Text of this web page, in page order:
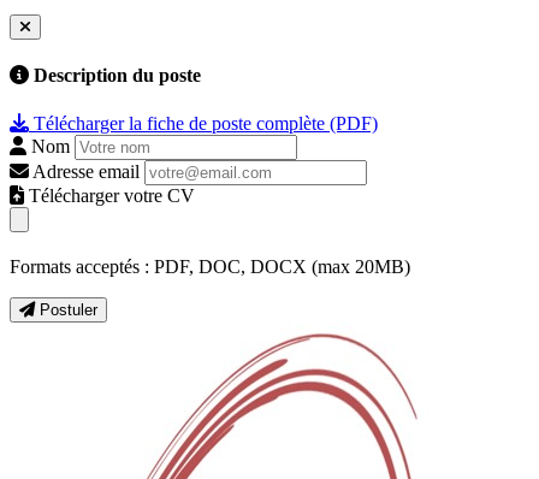
Description du poste
Télécharger la fiche de poste complète (PDF)
Nom
Adresse email
Télécharger votre CV
Formats acceptés : PDF, DOC, DOCX (max 20MB)
Postuler